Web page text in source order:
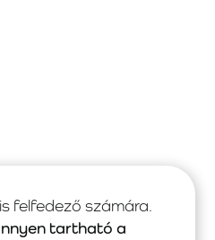
felfedező számára.
tartható a